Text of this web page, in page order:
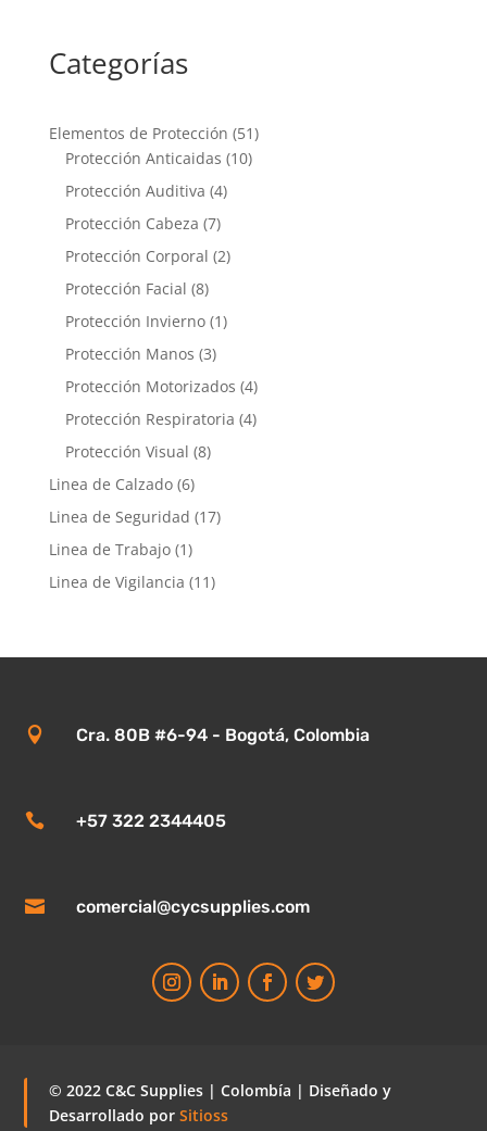
Categorías
Elementos de Protección 5151
Protección Anticaidas 1010
Protección Auditiva 44
Protección Cabeza 77
productos
Protección Corporal 22
Protección Facial 88
productos
Protección Invierno 11
Protección Manos 33
productos
Protección Motorizados 44
productos
Protección Respiratoria 44
Protección Visual 88
Linea de Calzado 66
productos
Linea de Seguridad 1717
Linea de Trabajo 11
producto
Linea de Vigilancia 1111
 Cra. 80B #6-94 - Bogotá, Colombia
 +57 322 2344405
 comercial@cycsupplies.com
© 2022 C&C Supplies | Colombía | Diseñado y
Desarrollado porSitioss